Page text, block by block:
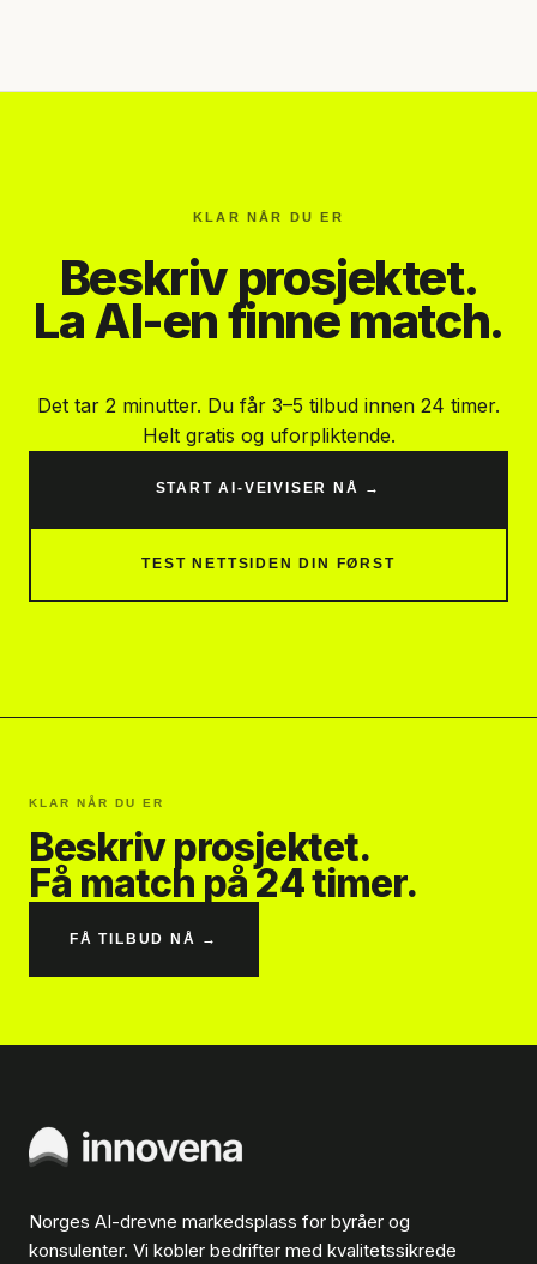
KLAR NÅR DU ER
Beskriv prosjektet.
La AI-en finne match.
Det tar 2 minutter. Du får 3–5 tilbud innen 24 timer.
Helt gratis og uforpliktende.
START AI-VEIVISER NÅ →
TEST NETTSIDEN DIN FØRST
KLAR NÅR DU ER
Beskriv prosjektet.
Få match på 24 timer.
FÅ TILBUD NÅ →
Norges AI-drevne markedsplass for byråer og
konsulenter. Vi kobler bedrifter med kvalitetssikrede